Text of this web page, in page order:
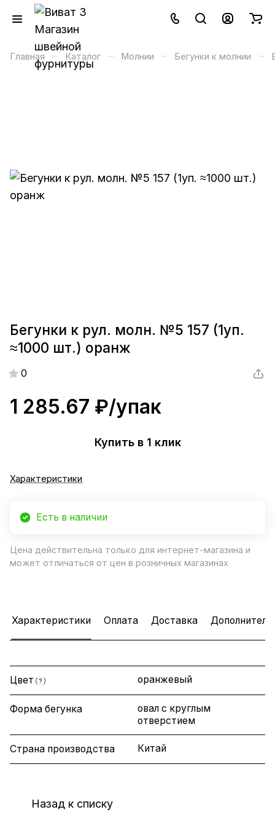
Главная – Каталог – Молнии – Бегунки к молнии –
Бегунки к рул. молн. №5 157 (1уп.
≈1000 шт.) оранж
0
1 285.67 ₽/упак
Купить в 1 клик
Характеристики
Есть в наличии
Цена действительна только для интернет-магазина и
может отличаться от цен в розничных магазинах
Характеристики Оплата Доставка
Цвет ? оранжевый
Форма бегунка
овал с круглым
отверстием
Страна производства Китай
Назад к списку